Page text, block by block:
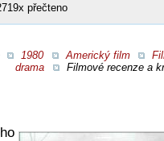
přečteno
1980 Americký film
drama
Filmové recenze a